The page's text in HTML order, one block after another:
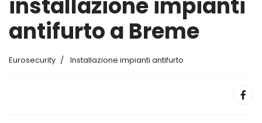
installazione impianti
antifurto a Breme
Eurosecurity Installazione impianti antifurto